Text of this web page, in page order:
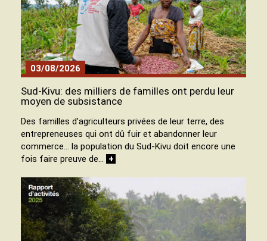
03/08/2026
Sud-Kivu: des milliers de familles ont perdu leur
moyen de subsistance
Des familles d’agriculteurs privées de leur terre, des
entrepreneuses qui ont dû fuir et abandonner leur
commerce… la population du Sud-Kivu doit encore une
fois faire preuve de… +